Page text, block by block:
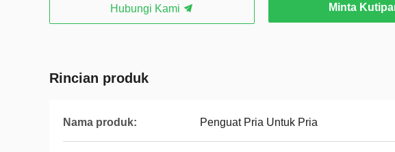
Hubungi Kami Minta
Rincian produk
Nama produk: Penguat Pria Untuk Pria